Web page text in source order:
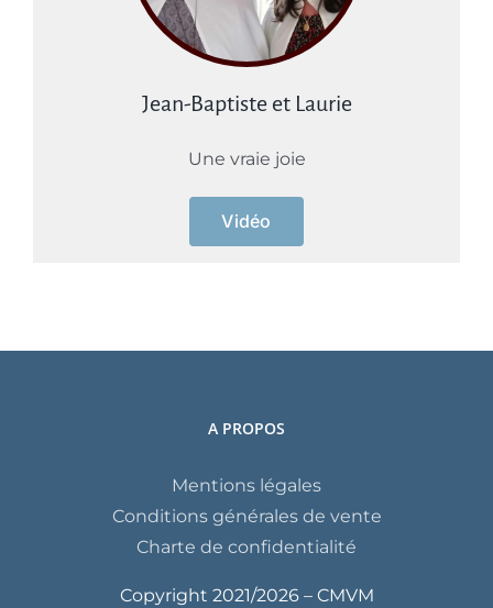
Jean-Baptiste et Laurie
Une vraie joie
Vidéo
A PROPOS
Mentions légales
Conditions générales de vente
Charte de confidentialité
Copyright 2021/2026 – CMVM